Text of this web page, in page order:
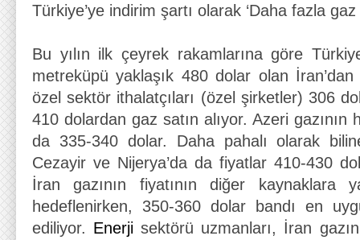
Türkiye’ye indirim şartı olarak ‘Daha fazla gaz
Bu yılın ilk çeyrek rakamlarına göre
metreküpü yaklaşık 480 dolar olan İran’dan
özel sektör ithalatçıları (özel şirketler) 306
410 dolardan gaz satın alıyor. Azeri gazının
da 335-340 dolar. Daha pahalı olarak
Cezayir ve Nijerya’da da fiyatlar 410-430
İran gazının fiyatının diğer kaynaklara
hedeflenirken, 350-360 dolar bandı en
ediliyor. Enerji sektörü uzmanları, İran